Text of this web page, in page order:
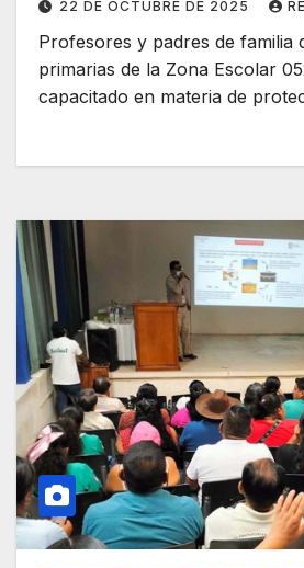
22 DE OCTUBRE DE 2025
Profesores y padres de familia
primarias de la Zona Escolar
capacitado en materia de